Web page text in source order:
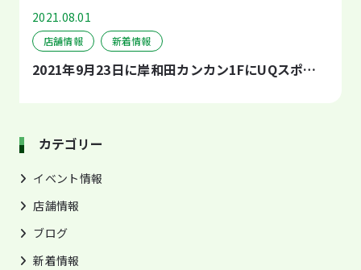
2021.08.01
店舗情報 新着情報
2021年9月23日に岸和田カンカン1FにUQスポ…
カテゴリー
イベント情報
店舗情報
ブログ
新着情報